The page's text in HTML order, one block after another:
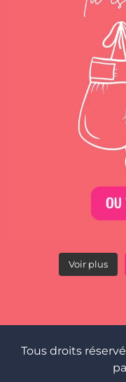
Voir plus
Tous droits